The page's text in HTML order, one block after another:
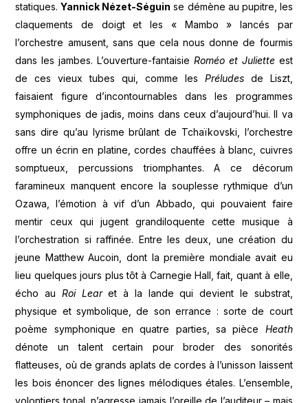
statiques.Yannick Nézet-Séguin se démène au pupitre, les
claquements de doigt et les « Mambo » lancés par
l’orchestre amusent, sans que cela nous donne de fourmis
dans les jambes. L’ouverture-fantaisie Roméo et Juliette est
de ces vieux tubes qui, comme les Préludes de Liszt,
faisaient figure d’incontournables dans les programmes
symphoniques de jadis, moins dans ceux d’aujourd’hui. Il va
sans dire qu’au lyrisme brûlant de Tchaïkovski, l’orchestre
offre un écrin en platine, cordes chauffées à blanc, cuivres
somptueux, percussions triomphantes. A ce décorum
faramineux manquent encore la souplesse rythmique d’un
Ozawa, l’émotion à vif d’un Abbado, qui pouvaient faire
mentir ceux qui jugent grandiloquente cette musique à
l’orchestration si raffinée. Entre les deux, une création du
jeune Matthew Aucoin, dont la première mondiale avait eu
lieu quelques jours plus tôt à Carnegie Hall, fait, quant à elle,
écho au Roi Learet à la lande qui devient le substrat,
physique et symbolique, de son errance : sorte de court
poème symphonique en quatre parties, sa pièce Heath
dénote un talent certain pour broder des sonorités
flatteuses, où de grands aplats de cordes à l’unisson laissent
les bois énoncer des lignes mélodiques étales. L’ensemble,